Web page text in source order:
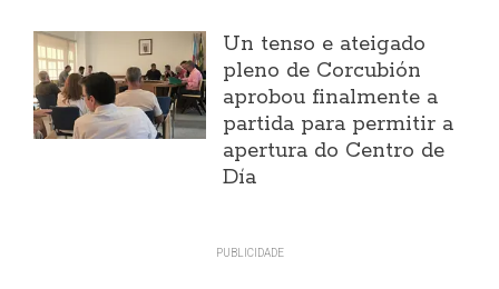
Un tenso e ateigado
pleno de Corcubión
aprobou finalmente a
partida para permitir a
apertura do Centro de
Día